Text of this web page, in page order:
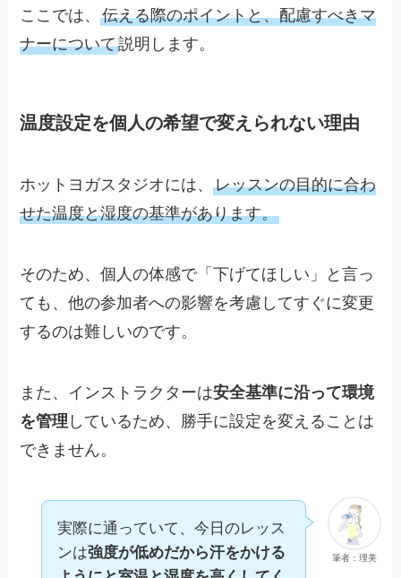
ここでは、伝える際のポイントと、配慮すべきマ
ナーについて説明します。
温度設定を個人の希望で変えられない理由
ホットヨガスタジオには、レッスンの目的に合わ
せた温度と湿度の基準があります。
そのため、個人の体感で「下げてほしい」と言っ
ても、他の参加者への影響を考慮してすぐに変更
するのは難しいのです。
また、インストラクターは安全基準に沿って環境
を管理 しているため、勝手に設定を変えることは
できません。
筆者：理美
実際に通っていて、今日のレッス
ンは強度が低めだから汗をかける